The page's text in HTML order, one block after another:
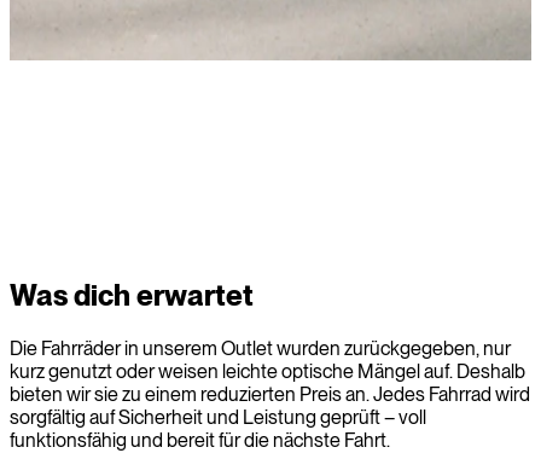
Was dich erwartet
Die Fahrräder in unserem Outlet wurden zurückgegeben, nur
kurz genutzt oder weisen leichte optische Mängel auf. Deshalb
bieten wir sie zu einem reduzierten Preis an. Jedes Fahrrad wird
sorgfältig auf Sicherheit und Leistung geprüft – voll
funktionsfähig und bereit für die nächste Fahrt.